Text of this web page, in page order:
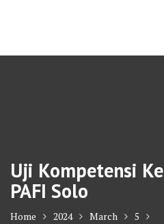
Uji Kompetensi
PAFI Solo
Home 2024 March
5